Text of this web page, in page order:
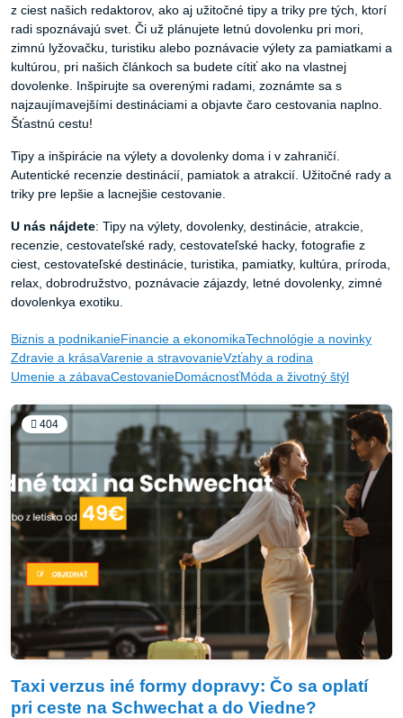
z ciest našich redaktorov, ako aj užitočné tipy a triky pre tých, ktorí
radi spoznávajú svet. Či už plánujete letnú dovolenku pri mori,
zimnú lyžovačku, turistiku alebo poznávacie výlety za pamiatkami a
kultúrou, pri našich článkoch sa budete cítiť ako na vlastnej
dovolenke. Inšpirujte sa overenými radami, zoznámte sa s
najzaujímavejšími destináciami a objavte čaro cestovania naplno.
Šťastnú cestu!
Tipy a inšpirácie na výlety a dovolenky doma i v zahraničí.
Autentické recenzie destinácií, pamiatok a atrakcií. Užitočné rady a
triky pre lepšie a lacnejšie cestovanie.
U nás nájdete: Tipy na výlety, dovolenky, destinácie, atrakcie,
recenzie, cestovateľské rady, cestovateľské hacky, fotografie z
ciest, cestovateľské destinácie, turistika, pamiatky, kultúra, príroda,
relax, dobrodružstvo, poznávacie zájazdy, letné dovolenky, zimné
dovolenkya exotiku.
Biznis a podnikanieFinancie a ekonomikaTechnológie a novinky
Zdravie a krásaVarenie a stravovanieVzťahy a rodina
Umenie a zábavaCestovanieDomácnosťMóda a životný štýl
404
Taxi verzus iné formy dopravy: Čo sa oplatí
pri ceste na Schwechat a do Viedne?